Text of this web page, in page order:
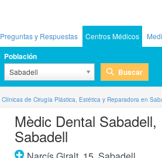
Preguntas y Respuestas Centros Médicos
Población
Sabadell Buscar
Clínicas de Cirugía Plástica, Estética y Reparadora en
Mèdic Dental Sabadell,
Sabadell